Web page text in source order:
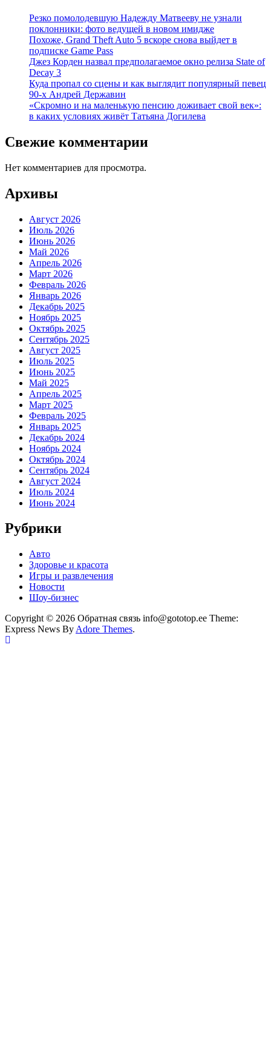
Резко помолодевшую Надежду Матвееву не узнали
поклонники: фото ведущей в новом имидже
Похоже, Grand Theft Auto 5 вскоре снова выйдет в
подписке Game Pass
Джез Корден назвал предполагаемое окно релиза State of
Decay 3
Куда пропал со сцены и как выглядит популярный певец
90-х Андрей Державин
«Скромно и на маленькую пенсию доживает свой век»:
в каких условиях живёт Татьяна Догилева
Свежие комментарии
Нет комментариев для просмотра.
Архивы
Август 2026
Июль 2026
Июнь 2026
Май 2026
Апрель 2026
Март 2026
Февраль 2026
Январь 2026
Декабрь 2025
Ноябрь 2025
Октябрь 2025
Сентябрь 2025
Август 2025
Июль 2025
Июнь 2025
Май 2025
Апрель 2025
Март 2025
Февраль 2025
Январь 2025
Декабрь 2024
Ноябрь 2024
Октябрь 2024
Сентябрь 2024
Август 2024
Июль 2024
Июнь 2024
Рубрики
Авто
Здоровье и красота
Игры и развлечения
Новости
Шоу-бизнес
Copyright © 2026 Обратная связь info@gototop.ee Theme:
Express News By Adore Themes.